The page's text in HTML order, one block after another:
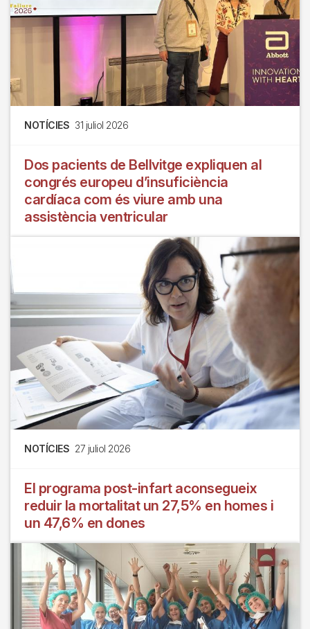
NOTÍCIES 31 juliol 2026
Dos pacients de Bellvitge expliquen al
congrés europeu d’insuficiència
cardíaca com és viure amb una
assistència ventricular
NOTÍCIES 27 juliol 2026
El programa post-infart aconsegueix
reduir la mortalitat un 27,5% en homes i
un 47,6% en dones